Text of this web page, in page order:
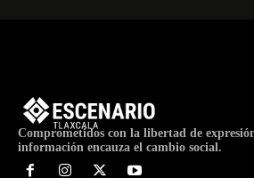
Comprometidos con la libertad de
información encauza el cambio social.